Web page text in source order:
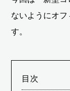
ないようにオフ
す。
目次